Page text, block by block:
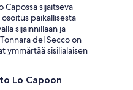
Capossa sijaitseva
paikallisesta
sijainnillaan ja
del Secco on
ymmärtää sisilialaisen
Lo Capoon